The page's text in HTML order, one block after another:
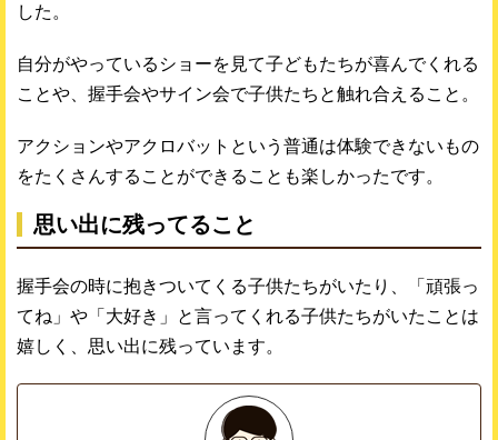
した。
自分がやっているショーを見て子どもたちが喜んでくれる
ことや、握手会やサイン会で子供たちと触れ合えること。
アクションやアクロバットという普通は体験できないもの
をたくさんすることができることも楽しかったです。
思い出に残ってること
握手会の時に抱きついてくる子供たちがいたり、「頑張っ
てね」や「大好き」と言ってくれる子供たちがいたことは
嬉しく、思い出に残っています。